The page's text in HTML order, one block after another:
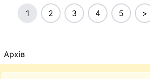
1 2 3 4 5 >
Архів